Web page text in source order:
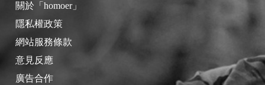
關於「homoer」
隱私權政策
網站服務條款
意見反應
廣告合作